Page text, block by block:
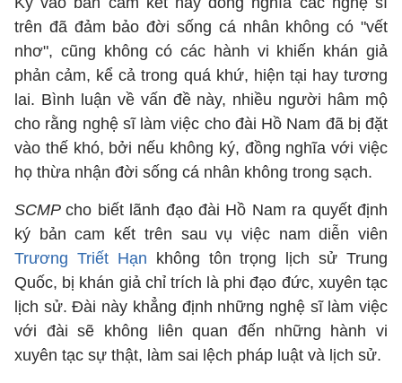
trên đã đảm bảo đời sống cá nhân không có "vết
nhơ", cũng không có các hành vi khiến khán giả
phản cảm, kể cả trong quá khứ, hiện tại hay tương
lai. Bình luận về vấn đề này, nhiều người hâm mộ
cho rằng nghệ sĩ làm việc cho đài Hồ Nam đã bị đặt
vào thế khó, bởi nếu không ký, đồng nghĩa với việc
họ thừa nhận đời sống cá nhân không trong sạch.
SCMPcho biết lãnh đạo đài Hồ Nam ra quyết định
ký bản cam kết trên sau vụ việc nam diễn viên
Trương Triết Hạn không tôn trọng lịch sử Trung
Quốc, bị khán giả chỉ trích là phi đạo đức, xuyên tạc
lịch sử. Đài này khẳng định những nghệ sĩ làm việc
với đài sẽ không liên quan đến những hành vi
xuyên tạc sự thật, làm sai lệch pháp luật và lịch sử.